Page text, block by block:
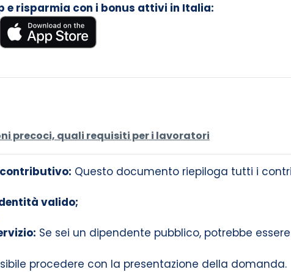
e risparmia con i bonus attivi in Italia:
precoci, quali requisiti per i lavoratori
Questo documento riepiloga tutti i
valido;
Se sei un dipendente pubblico, potrebbe
procedere con la presentazione della domanda.